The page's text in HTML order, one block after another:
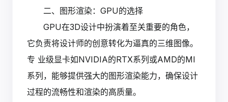
二、图形渲染：GPU的选择
GPU在3D设计中扮演着至关重要的角色，
它负责将设计师的创意转化为逼真的三维图像。
专 业级显卡如NVIDIA的RTX系列或AMD的MI
系列，能够提供强大的图形渲染能力，确保设计
过程的流畅性和渲染的高质量。